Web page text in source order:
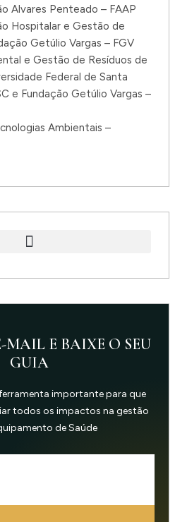
Alvares Penteado – FAAP
Hospitalar e Gestão de
Getúlio Vargas – FGV
e Gestão de Resíduos de
Federal de Santa
e Fundação Getúlio Vargas –
Ambientais –
MAIL E BAIXE O SEU
GUIA
importante para que
todos os impactos na gestão
de Saúde